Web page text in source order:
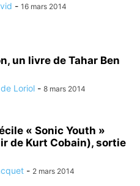
- 16 mars 2014
un livre de Tahar Ben
Loriol - 8 mars 2014
« Sonic Youth »
de Kurt Cobain), sortie
- 2 mars 2014